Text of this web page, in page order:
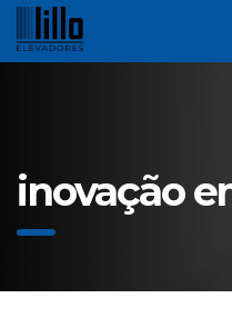
inovação